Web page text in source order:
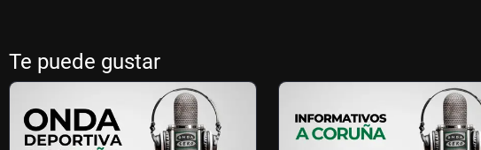
Te puede gustar